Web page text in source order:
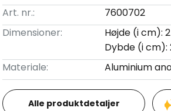
Art. nr.:
7600702
Dimensioner:
Højde (i cm):
Dybde (i cm):
Materiale:
Aluminium
Alle produktdetaljer